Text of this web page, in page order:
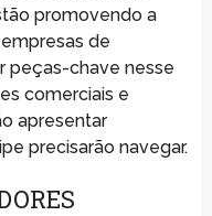
promovendo a
de
peças-chave nesse
comerciais e
apresentar
precisarão navegar.